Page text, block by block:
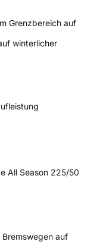
Grenzbereich auf
winterlicher
All Season 225/50
auf